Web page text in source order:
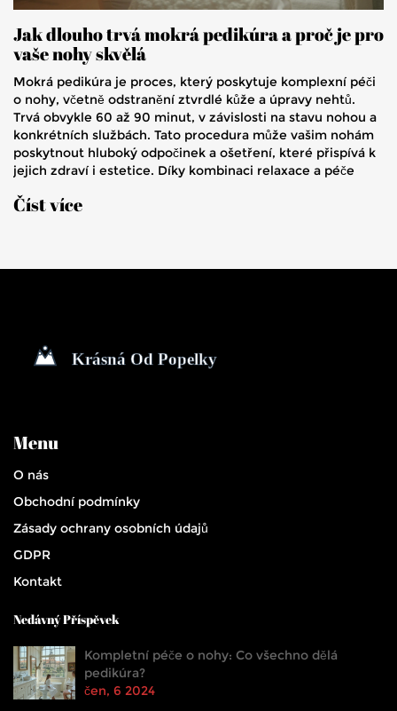
Jak dlouho trvá mokrá pedikúra a proč je pro
vaše nohy skvělá
Mokrá pedikúra je proces, který poskytuje komplexní péči
o nohy, včetně odstranění ztvrdlé kůže a úpravy nehtů.
Trvá obvykle 60 až 90 minut, v závislosti na stavu nohou a
konkrétních službách. Tato procedura může vašim nohám
poskytnout hluboký odpočinek a ošetření, které přispívá k
jejich zdraví i estetice. Díky kombinaci relaxace a péče
důležité vědět, jak ošetření probíhá a co od mokré
Číst více
Menu
O nás
Obchodní podmínky
Zásady ochrany osobních údajů
GDPR
Kontakt
Nedávný Příspěvek
Kompletní péče o nohy: Co všechno dělá
pedikúra?
čen, 6 2024